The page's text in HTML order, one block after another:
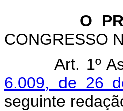
O
CONGRESSO
Art. 1º
6.009, de 26
seguinte